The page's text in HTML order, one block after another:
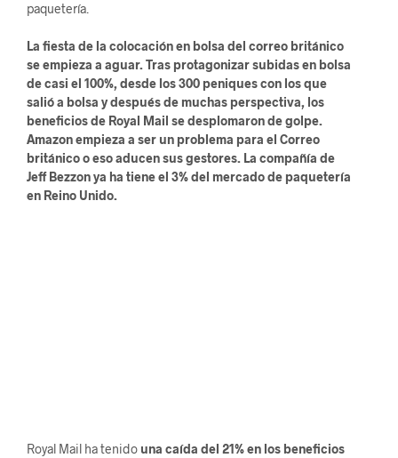
paquetería.
La fiesta de la colocación en bolsa del correo británico
se empieza a aguar. Tras protagonizar subidas en bolsa
de casi el 100%, desde los 300 peniques con los que
salió a bolsa y después de muchas perspectiva, los
beneficios de Royal Mail se desplomaron de golpe.
Amazon empieza a ser un problema para el Correo
británico o eso aducen sus gestores. La compañía de
Jeff Bezzon ya ha tiene el 3% del mercado de paquetería
en Reino Unido.
Royal Mail ha tenido una caída del 21% en los beneficios